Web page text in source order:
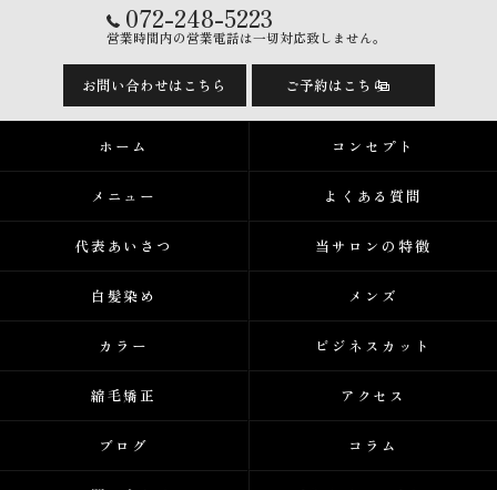
072-248-5223
営業時間内の営業電話は一切対応致しません。
お問い合わせはこちら ご予約はこちら
ホーム コンセプト
メニュー よくある質問
代表あいさつ 当サロンの特徴
白髪染め メンズ
カラー ビジネスカット
縮毛矯正 アクセス
ブログ コラム